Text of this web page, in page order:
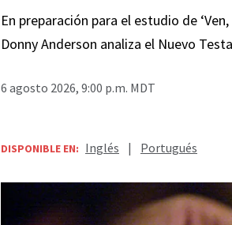
En preparación para el estudio de
Donny Anderson analiza el Nuevo
6 agosto 2026, 9:00 p.m. MDT
DISPONIBLE EN: Inglés | Portugués